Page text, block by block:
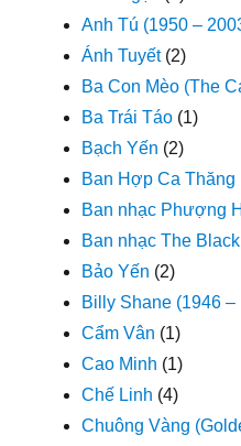
Anh Tú (1950 –
Ánh Tuyết(2)
Ba Con Mèo (The
Ba Trái Táo (1)
Bạch Yến (2)
Ban Hợp Ca Thăng
Ban nhạc Phượng
Ban nhạc The
Bảo Yến (2)
Billy Shane (1946 –
Cẩm Vân (1)
Cao Minh (1)
Chế Linh (4)
Chuông Vàng